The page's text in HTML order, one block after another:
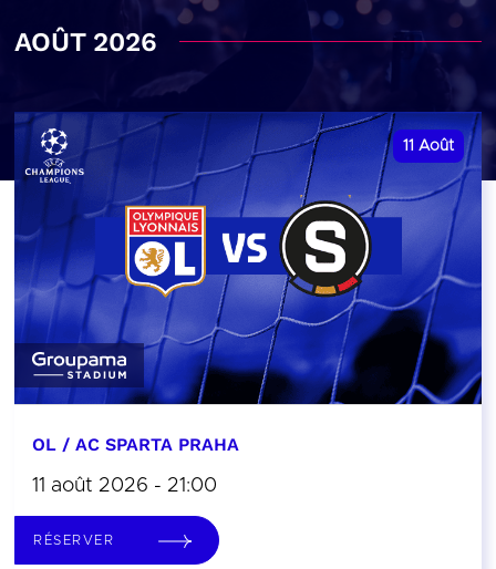
AOÛT 2026
11 Août
OL / AC SPARTA PRAHA
11 août 2026 - 21:00
RÉSERVER